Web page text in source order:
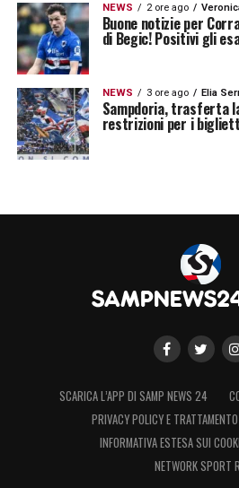
NEWS 2 ore ago
Buone notizie per
di Begic! Positivi gli
NEWS 3 ore ago Elia
Sampdoria, trasferta
restrizioni per i
SCARICA L’APP DI SAMP NEWS 24
PRIVACY POLICY E
INFORMATIVA ESTESA SUI
NETWORK SPORT